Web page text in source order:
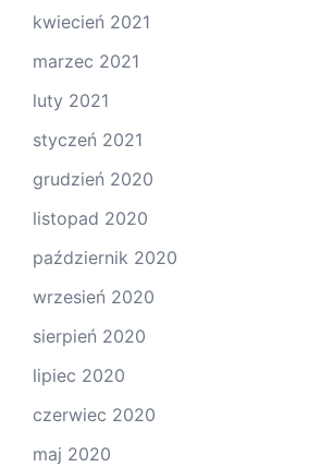
kwiecień 2021
marzec 2021
luty 2021
styczeń 2021
grudzień 2020
listopad 2020
październik 2020
wrzesień 2020
sierpień 2020
lipiec 2020
czerwiec 2020
maj 2020